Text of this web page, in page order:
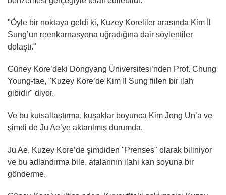
"Öyle bir noktaya geldi ki, Kuzey Koreliler arasında Kim İl
Sung’un reenkarnasyona uğradığına dair söylentiler
dolaştı."
Güney Kore’deki Dongyang Üniversitesi’nden Prof. Chung
Young-tae, "Kuzey Kore’de Kim İl Sung fiilen bir ilah
gibidir" diyor.
Ve bu kutsallaştırma, kuşaklar boyunca Kim Jong Un’a ve
şimdi de Ju Ae’ye aktarılmış durumda.
Ju Ae, Kuzey Kore’de şimdiden "Prenses" olarak biliniyor
ve bu adlandırma bile, atalarının ilahi kan soyuna bir
gönderme.